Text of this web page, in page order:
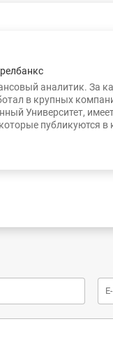
аналитик. За
в крупных
Университет,
публикуются